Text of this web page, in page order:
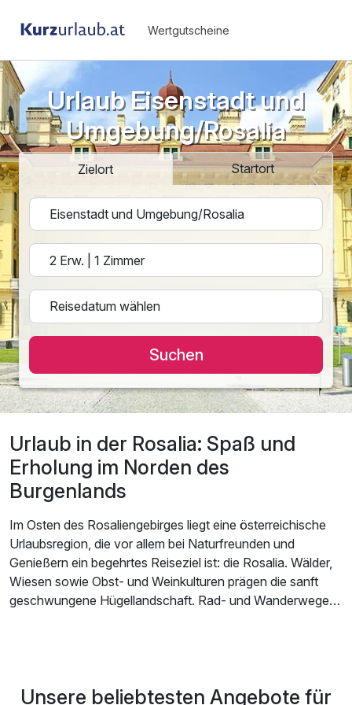
Wertgutscheine
Urlaub Eisenstadt und
Umgebung/Rosalia
Zielort Startort
Suchen
Urlaub in der Rosalia: Spaß und
Erholung im Norden des
Burgenlands
Im Osten des Rosaliengebirges liegt eine österreichische
Urlaubsregion, die vor allem bei Naturfreunden und
Genießern ein begehrtes Reiseziel ist: die Rosalia. Wälder,
Wiesen sowie Obst- und Weinkulturen prägen die sanft
geschwungene Hügellandschaft. Rad- und Wanderwege
Rosaliadafür die besten Bedingungen. Hier kannst Du in
Unsere beliebtesten Angebote für